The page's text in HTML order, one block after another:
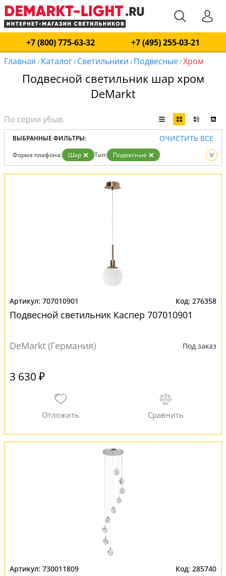
+7 (800) 775-63-32
+7 (495) 255-03-21
Главная / Каталог/ Светильники / Подвесные/Хром
Подвесной светильник шар хром
DeMarkt
ВЫБРАННЫЕ ФИЛЬТРЫ: ОЧИСТИТЬ ВСЕ
Форма плафона: Шар Тип:
Подвесные
Цвет:
Хром Вид: Светильники
707010901 276358
Подвесной светильник Каспер 707010901
DeMarkt (Германия) Под заказ
3 630 ₽
730011809 285740